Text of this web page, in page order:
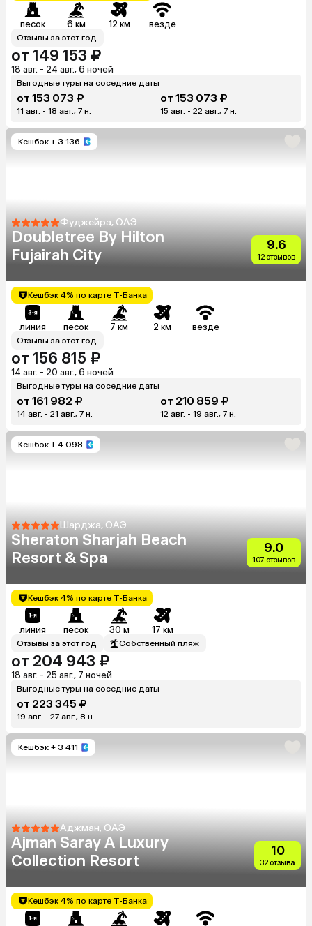
песок 6 км 12 км везде
Отзывы за этот год
от 149 153 ₽
18 авг. - 24 авг., 6 ночей
Выгодные туры на соседние даты
от 153 073 ₽
11 авг. - 18 авг., 7 н.
от 153 073 ₽
15 авг. - 22 авг., 7 н.
Кешбэк + 3 136
Фуджейра, ОАЭ
Doubletree By Hilton
Fujairah City
9.6
12 отзывов
Кешбэк 4% по карте Т-Банка
линия песок 7 км 2 км везде
Отзывы за этот год
от 156 815 ₽
14 авг. - 20 авг., 6 ночей
Выгодные туры на соседние даты
от 161 982 ₽
14 авг. - 21 авг., 7 н.
от 210 859 ₽
12 авг. - 19 авг., 7 н.
Кешбэк + 4 098
Шарджа, ОАЭ
Sheraton Sharjah Beach
Resort & Spa
9.0
107 отзывов
Кешбэк 4% по карте Т-Банка
линия песок 30 м 17 км
Отзывы за этот год Собственный пляж
от 204 943 ₽
18 авг. - 25 авг., 7 ночей
Выгодные туры на соседние даты
от 223 345 ₽
19 авг. - 27 авг., 8 н.
Кешбэк + 3 411
Аджман, ОАЭ
Ajman Saray A Luxury
Collection Resort
10
32 отзыва
Кешбэк 4% по карте Т-Банка